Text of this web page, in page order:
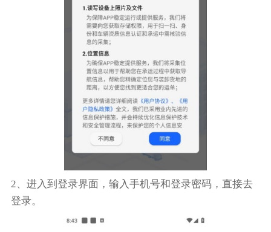
2、进入到登录界面，输入手机号和登录密码，直接去
登录。